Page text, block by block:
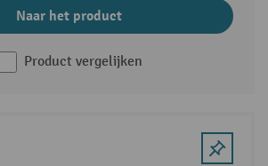
Naar het product
Product vergelijken